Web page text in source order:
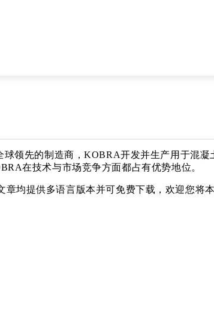
领先的制造商，KOBRA开发并生产用于混
在技术与市场竞争方面都占有优势地位。
均提供多语言版本并可免费下载，欢迎您将